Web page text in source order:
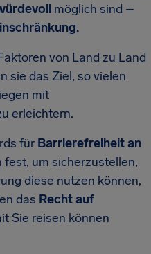
möglich sind –
von Land zu Land
sie das Ziel, so vielen
mit
erleichtern.
für Barrierefreiheit an
fest, um sicherzustellen,
diese nutzen können,
das Recht auf
Sie reisen können